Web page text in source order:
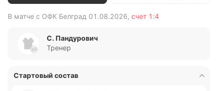
В матче с ОФК Белград 01.08.2026, счет 1:4
С. Пандурович
Тренер
Стартовый состав